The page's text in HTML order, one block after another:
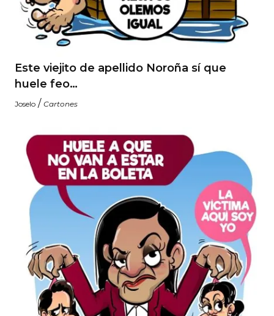
Este viejito de apellido Noroña sí que
huele feo…
Joselo / Cartones